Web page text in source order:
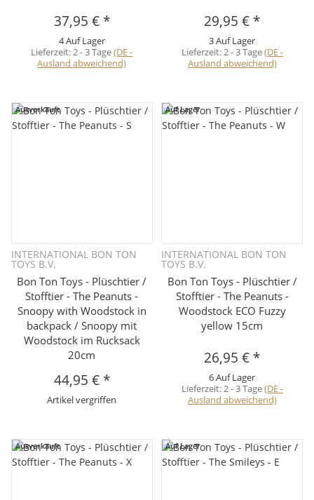
37,95 € *
4 Auf Lager
Lieferzeit:2 - 3 Tage(DE -
Ausland abweichend)
29,95 € *
3 Auf Lager
Lieferzeit:2 - 3 Tage(DE -
Ausland abweichend)
Ausverkauft
INTERNATIONAL BON TON
TOYS B.V.
Bon Ton Toys - Plüschtier /
Stofftier - The Peanuts -
Snoopy with Woodstock in
backpack / Snoopy mit
Woodstock im Rucksack
20cm
44,95 € *
Artikel vergriffen
Auf Lager
INTERNATIONAL BON TON
TOYS B.V.
Bon Ton Toys - Plüschtier /
Stofftier - The Peanuts -
Woodstock ECO Fuzzy
yellow 15cm
26,95 € *
6 Auf Lager
Lieferzeit:2 - 3 Tage(DE -
Ausland abweichend)
Ausverkauft Auf Lager